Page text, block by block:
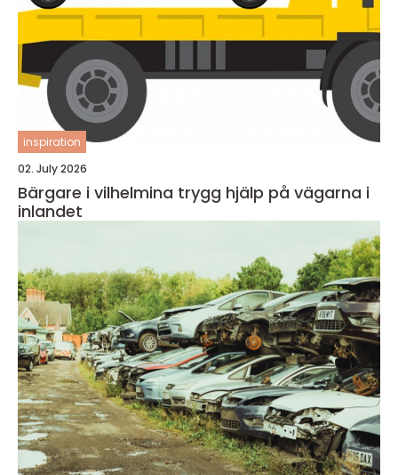
inspiration
02. July 2026
Bärgare i vilhelmina trygg hjälp på vägarna i
inlandet